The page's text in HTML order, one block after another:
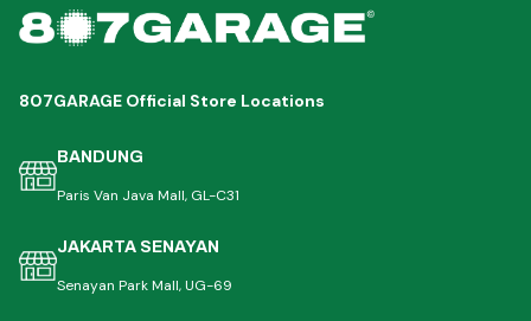
807GARAGE Official Store Locations
BANDUNG
Paris Van Java Mall, GL-C31
JAKARTA SENAYAN
Senayan Park Mall, UG-69